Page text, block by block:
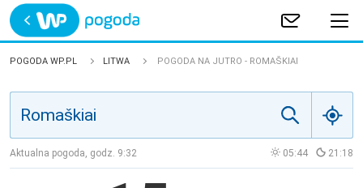
Trwa ładowanie
POLSKA
JAKOŚĆ POWIETRZA
POGODA WP.PL LITWA POGODA NA JUTRO - ROMAŠKIAI
Aktualna pogoda, godz. 9:32 05:44 21:18